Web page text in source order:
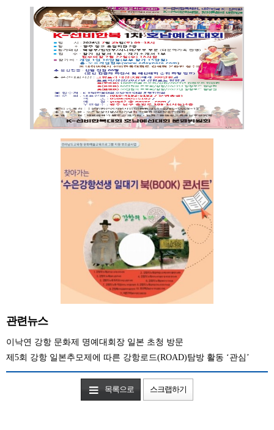
관련뉴스
이낙연 강항 문화제 명예대회장 일본 초청 방문
제5회 강항 일본추모제에 따른 강항로드(ROAD)탐방 활동 ‘관심’
목록으로 스크랩하기